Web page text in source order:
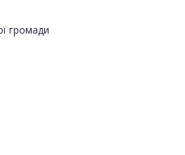
громади